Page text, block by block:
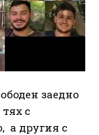
заедно
с
а другия с